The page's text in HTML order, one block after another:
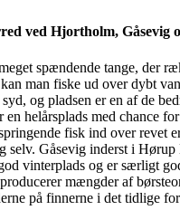
ved Hjortholm, Gåsevig
spændende tange, der
man fiske ud over dybt
og pladsen er en af de
en helårsplads med chance
fisk ind over revet
selv. Gåsevig inderst i
vinterplads og er særligt
mængder af
på finnerne i det tidlige